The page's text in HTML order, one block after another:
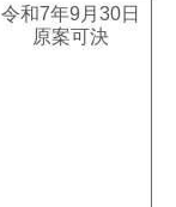
令和7年9月30日
原案可決